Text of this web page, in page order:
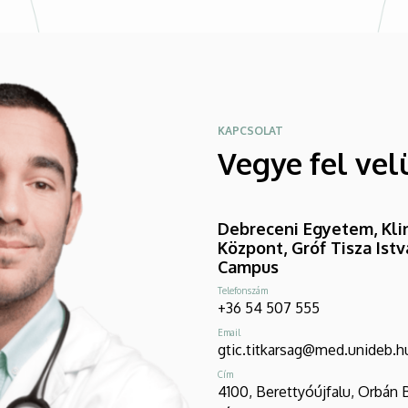
KAPCSOLAT
Vegye fel
Debreceni Egyetem,
Központ, Gróf Tisza
Campus
Telefonszám
+36 54 507 555
Email
Cím
4100, Berettyóújfalu, Orbán